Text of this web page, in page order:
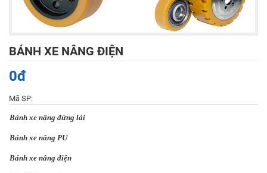
BÁNH XE NÂNG ĐIỆN
0đ
Mã SP:
Bánh xe nâng đứng lái
Bánh xe nâng PU
Bánh xe nâng điện